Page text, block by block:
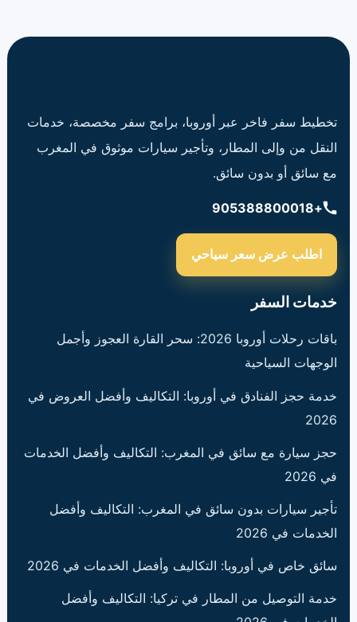
تخطيط سفر فاخر عبر أوروبا، برامج سفر مخصصة، خدمات
النقل من وإلى المطار، وتأجير سيارات موثوق في المغرب
مع سائق أو بدون سائق.
+905388800018
اطلب عرض سعر سياحي
خدمات السفر
باقات رحلات أوروبا 2026: سحر القارة العجوز وأجمل
الوجهات السياحية
خدمة حجز الفنادق في أوروبا: التكاليف وأفضل العروض في
2026
حجز سيارة مع سائق في المغرب: التكاليف وأفضل الخدمات
في 2026
تأجير سيارات بدون سائق في المغرب: التكاليف وأفضل
الخدمات في 2026
سائق خاص في أوروبا: التكاليف وأفضل الخدمات في 2026
خدمة التوصيل من المطار في تركيا: التكاليف وأفضل